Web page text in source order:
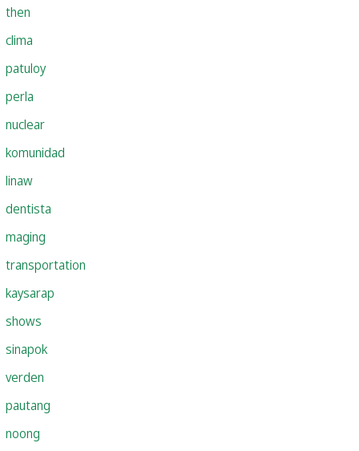
then
clima
patuloy
perla
nuclear
komunidad
linaw
dentista
maging
transportation
kaysarap
shows
sinapok
verden
pautang
noong